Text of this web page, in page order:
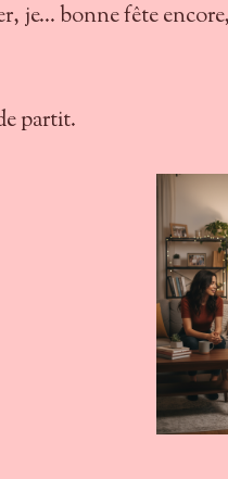
je... bonne fête encore,
partit.